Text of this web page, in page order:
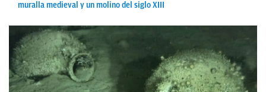
muralla medieval y un molino del siglo XIII